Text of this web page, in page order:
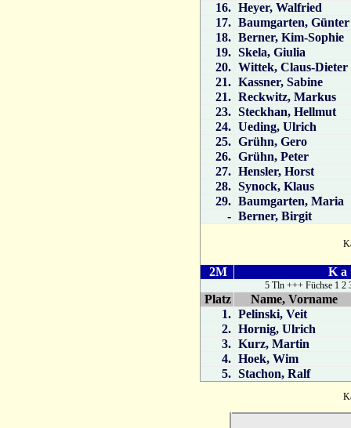
16. Heyer, Walfried
17. Baumgarten, Günter
18. Berner, Kim-Sophie
19. Skela, Giulia
20. Wittek, Claus-Dieter
21. Kassner, Sabine
21. Reckwitz, Markus
23. Steckhan, Hellmut
24. Ueding, Ulrich
25. Grühn, Gero
26. Grühn, Peter
27. Hensler, Horst
28. Synock, Klaus
29. Baumgarten, Maria
- Berner, Birgit
2M K a
5 Tln +++ Füchse 1 2
Platz
Name, Vorname
1. Pelinski, Veit
2. Hornig, Ulrich
3. Kurz, Martin
4. Hoek, Wim
5. Stachon, Ralf